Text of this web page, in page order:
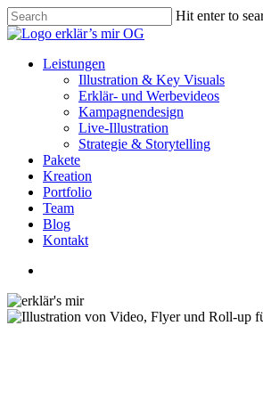
Skip
to
content
Hit enter to
Close
Menu
Leistungen
Illustration & Key Visuals
Erklär- und Werbevideos
Kampagnendesign
Live-Illustration
Strategie & Storytelling
Pakete
Kreation
Portfolio
Team
Blog
Kontakt